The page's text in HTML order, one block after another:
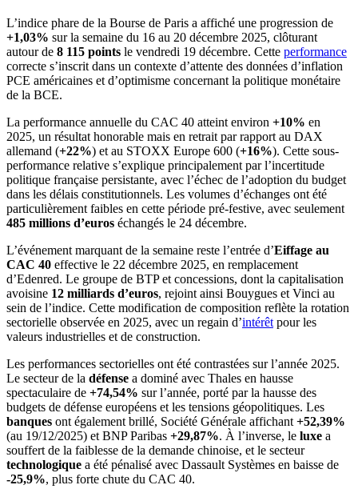
L’indice phare de la Bourse de Paris a affiché une progression de
+1,03% sur la semaine du 16 au 20 décembre 2025, clôturant
autour de 8 115 points le vendredi 19 décembre. Cette performance
correcte s’inscrit dans un contexte d’attente des données d’inflation
PCE américaines et d’optimisme concernant la politique monétaire
de la BCE.
La performance annuelle du CAC 40 atteint environ +10% en
2025, un résultat honorable mais en retrait par rapport au DAX
allemand (+22%) et au STOXX Europe 600 (+16%). Cette sous-
performance relative s’explique principalement par l’incertitude
politique française persistante, avec l’échec de l’adoption du budget
dans les délais constitutionnels. Les volumes d’échanges ont été
particulièrement faibles en cette période pré-festive, avec seulement
485 millions d’euros échangés le 24 décembre.
L’événement marquant de la semaine reste l’entrée d’Eiffage au
CAC 40 effective le 22 décembre 2025, en remplacement
d’Edenred. Le groupe de BTP et concessions, dont la capitalisation
avoisine 12 milliards d’euros, rejoint ainsi Bouygues et Vinci au
sein de l’indice. Cette modification de composition reflète la rotation
sectorielle observée en 2025, avec un regain d’intérêt pour les
valeurs industrielles et de construction.
Les performances sectorielles ont été contrastées sur l’année 2025.
Le secteur de la défense a dominé avec Thales en hausse
spectaculaire de +74,54% sur l’année, porté par la hausse des
budgets de défense européens et les tensions géopolitiques. Les
banques ont également brillé, Société Générale affichant +52,39%
(au 19/12/2025) et BNP Paribas +29,87%. À l’inverse, le luxe a
souffert de la faiblesse de la demande chinoise, et le secteur
technologique a été pénalisé avec Dassault Systèmes en baisse de
-25,9%, plus forte chute du CAC 40.